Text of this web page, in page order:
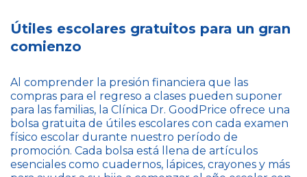
Útiles escolares gratuitos para un gran
comienzo
Al comprender la presión financiera que las
compras para el regreso a clases pueden suponer
para las familias, la Clínica Dr. GoodPrice ofrece una
bolsa gratuita de útiles escolares con cada examen
físico escolar durante nuestro período de
promoción. Cada bolsa está llena de artículos
esenciales como cuadernos, lápices, crayones y más